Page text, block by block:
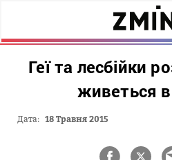
Геї та лесбійки
живеться в
Дата: 18 Травня 2015